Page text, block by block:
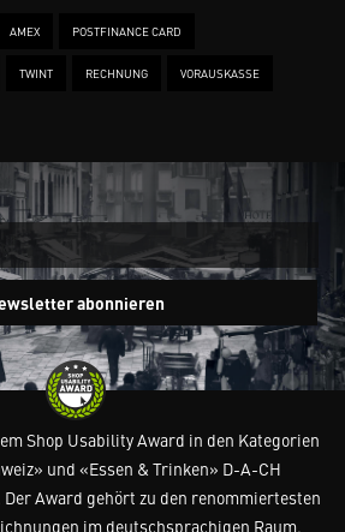
AMEX POSTFINANCE CARD
TWINT RECHNUNG VORAUSKASSE
abonnieren
Shop Usability Award in den Kategorien
und «Essen & Trinken» D-A-CH
Award gehört zu den renommiertesten
im deutschsprachigen Raum.